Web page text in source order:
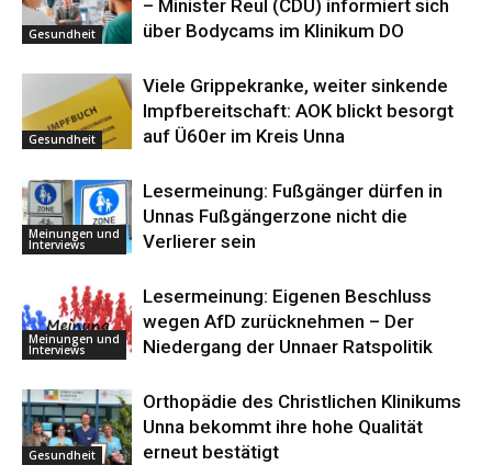
Gesundheit
– Minister Reul (CDU) informiert sich
über Bodycams im Klinikum DO
Gesundheit
Viele Grippekranke, weiter sinkende
Impfbereitschaft: AOK blickt besorgt
auf Ü60er im Kreis Unna
Meinungen und
Interviews
Lesermeinung: Fußgänger dürfen in
Unnas Fußgängerzone nicht die
Verlierer sein
Meinungen und
Interviews
Lesermeinung: Eigenen Beschluss
wegen AfD zurücknehmen – Der
Niedergang der Unnaer Ratspolitik
Gesundheit
Orthopädie des Christlichen Klinikums
Unna bekommt ihre hohe Qualität
erneut bestätigt